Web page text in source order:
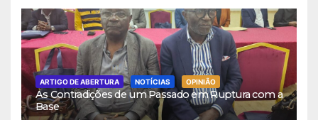
ARTIGO DE ABERTURA NOTÍCIAS OPINIÃO
As Contradições de um Passado em Ruptura com a
Base